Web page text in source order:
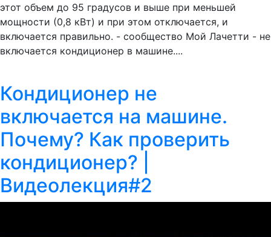
этот объем до 95 градусов и выше при меньшей
мощности (0,8 кВт) и при этом отключается, и
включается правильно. - сообщество Мой Лачетти - не
включается кондиционер в машине....
Кондиционер не
включается на машине.
Почему? Как проверить
кондиционер? |
Видеолекция#2